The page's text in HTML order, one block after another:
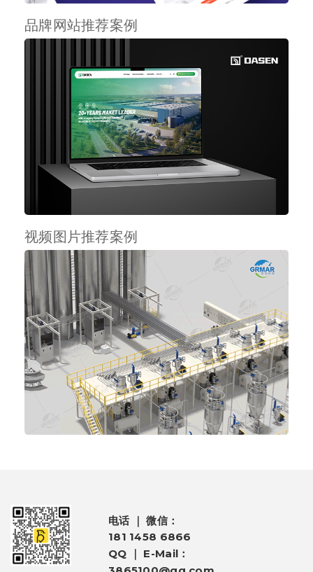
品牌网站推荐案例
视频图片推荐案例
电话 ｜ 微信：
181 1458 6866
QQ ｜ E-Mail：